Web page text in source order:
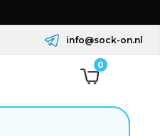
info@sock-on.nl
0